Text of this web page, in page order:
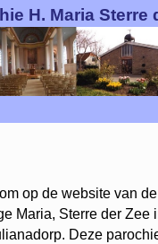
H. Maria Sterre
op de website van
Maria, Sterre der Zee
Deze